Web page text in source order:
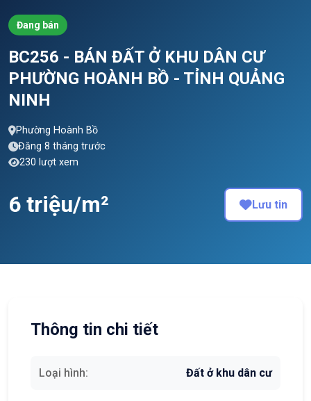
Đang bán
BC256 - BÁN ĐẤT Ở KHU DÂN CƯ
PHƯỜNG HOÀNH BỒ - TỈNH QUẢNG
NINH
Phường Hoành Bồ
Đăng 8 tháng trước
230 lượt xem
6 triệu/m² Lưu tin
Thông tin chi tiết
Loại hình: Đất ở khu dân cư